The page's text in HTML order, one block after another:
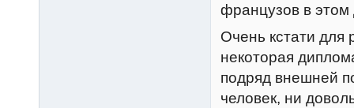
французов в этом
Очень кстати для
некоторая
подряд внешней
человек, ни